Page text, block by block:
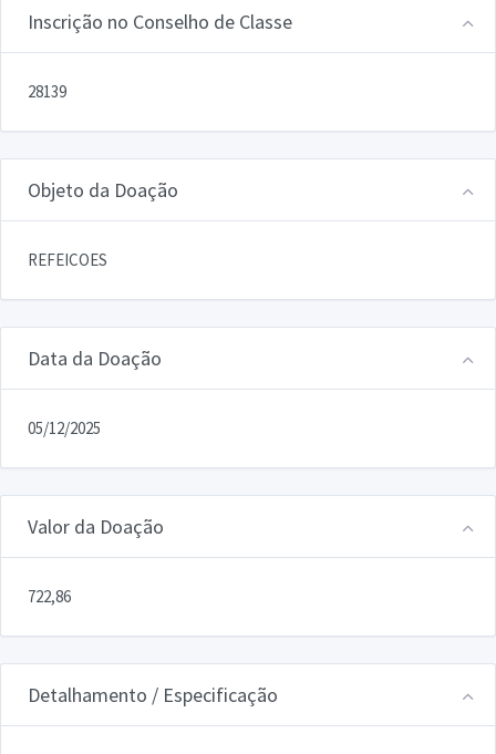
Inscrição no Conselho de Classe
28139
Objeto da Doação
REFEICOES
Data da Doação
05/12/2025
Valor da Doação
722,86
Detalhamento / Especificação